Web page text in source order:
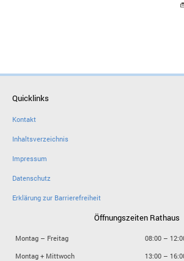
Quicklinks
Kontakt
Inhaltsverzeichnis
Impressum
Datenschutz
Erklärung zur Barrierefreiheit
Öffnungszeiten Rathaus
Montag – Freitag
08:00 –
Montag + Mittwoch
13:00 –